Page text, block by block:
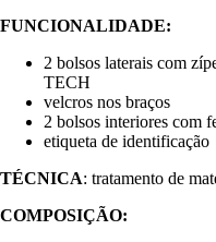
FUNCIONALIDADE:
2 bolsos laterais com
TECH
velcros nos braços
2 bolsos interiores com
etiqueta de identificação
TÉCNICA: tratamento de
COMPOSIÇÃO: